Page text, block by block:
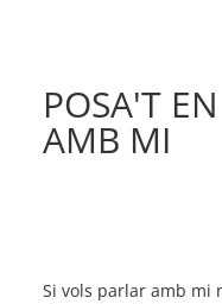
POSA'T
AMB MI
Si vols parlar amb mi